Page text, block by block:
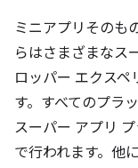
ミニアプリそのも
らはさまざまなス
ロッパー エクスペ
す。 すべてのプラ
スーパー アプリ
で行われます。他